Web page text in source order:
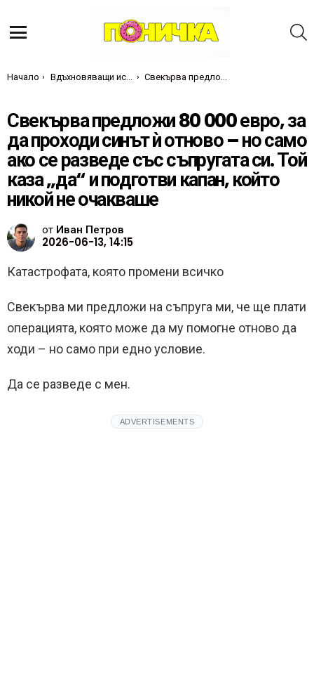
Ти си тук:
Начало Вдъхновяващи истории Свекърва предложи 80 000 евро, за да проходи синът ѝ отново – но само ако се разведе със съпругата си. Той каза „да“ и подготви капан, който никой не очакваше
Свекърва предложи 80 000 евро, за
да проходи синът ѝ отново – но само
ако се разведе със съпругата си. Той
каза „да“ и подготви капан, който
никой не очакваше
от Иван Петров
2026-06-13, 14:15
Катастрофата, която промени всичко
Свекърва ми предложи на съпруга ми, че ще плати
операцията, която може да му помогне отново да
ходи – но само при едно условие.
Да се разведе с мен.
ADVERTISEMENTS